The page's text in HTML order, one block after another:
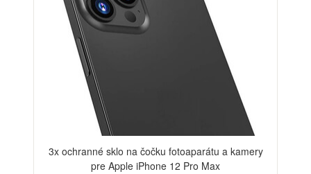
3x ochranné sklo na čočku fotoaparátu a kamery
pre Apple iPhone 12 Pro Max